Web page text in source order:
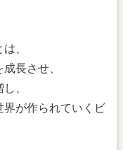
、
長させ、
、
界が作られていくビ